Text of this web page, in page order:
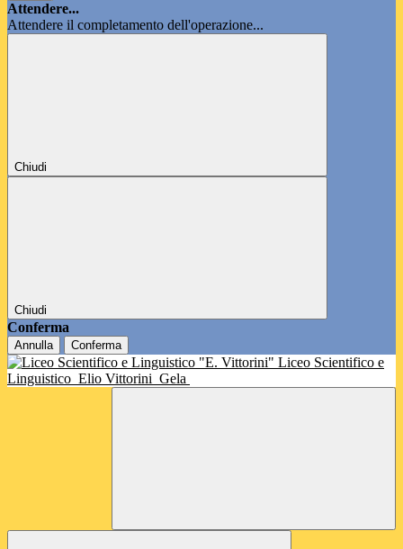
Attendere...
Attendere il completamento dell'operazione...
Chiudi
Chiudi
Conferma
Annulla Conferma
Liceo Scientifico e
Linguistico Elio Vittorini Gela